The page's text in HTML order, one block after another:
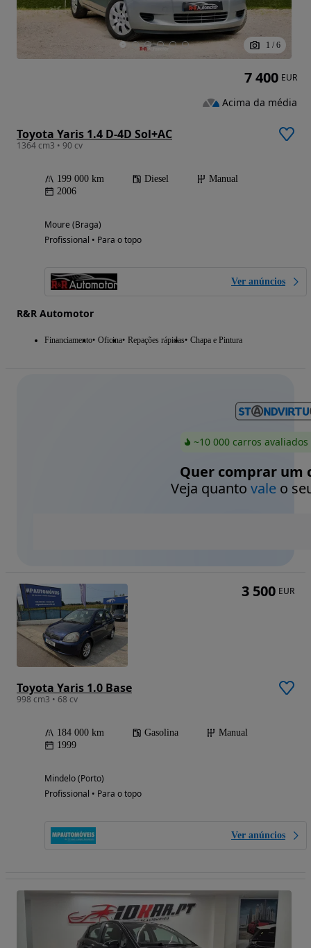
1 / 6
Toyota Yaris 1.4 D-4D Sol+AC
1364 cm3 • 90 cv
199 000 km Diesel
Manual
2006
Moure (Braga)
Profissional • Para o topo
Ver anúncios
R&R Automotor
Financiamento Oficina Repações rápidas Chapa e Pintura
7 400 EUR
Acima da média
~10 000 carros
Quer comprar um
Veja quanto valeo
Toyota Yaris 1.0 Base
998 cm3 • 68 cv
184 000 km Gasolina
Manual
1999
Mindelo (Porto)
Profissional • Para o topo
Ver anúncios
3 500 EUR